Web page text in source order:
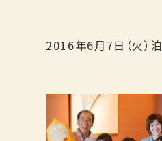
2016年6月7日（火）泊